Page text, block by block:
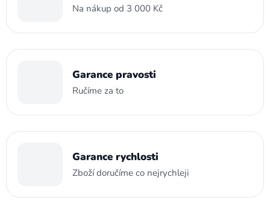
Na nákup od 3 000 Kč
Garance pravosti
Ručíme za to
Garance rychlosti
Zboží doručíme co nejrychleji